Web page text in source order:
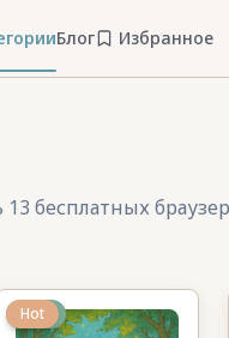
Блог Избранное
бесплатных
New
Hot